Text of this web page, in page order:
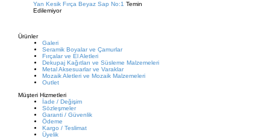
Yan Kesik Fırça Beyaz Sap No:1 Temin
Edilemiyor
Ürünler
Galeri
Seramik Boyalar ve Çamurlar
Fırçalar ve El Aletleri
Dekupaj Kağıtları ve Süsleme Malzemeleri
Metal Aksesuarlar ve Varaklar
Mozaik Aletleri ve Mozaik Malzemeleri
Outlet
Müşteri Hizmetleri
İade / Değişim
Sözleşmeler
Garanti / Güvenlik
Ödeme
Kargo / Teslimat
Üyelik